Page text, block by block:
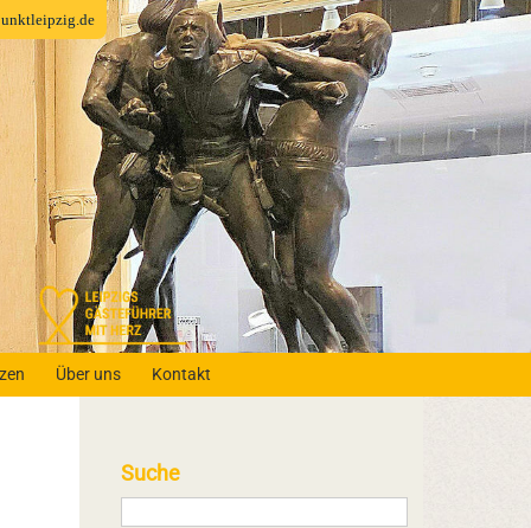
Über uns Kontakt
Suche